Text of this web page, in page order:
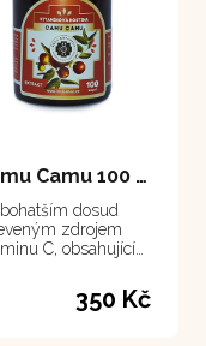
Camu Camu 100 kapsle
dosud
zdrojem
C, obsahující
350 Kč